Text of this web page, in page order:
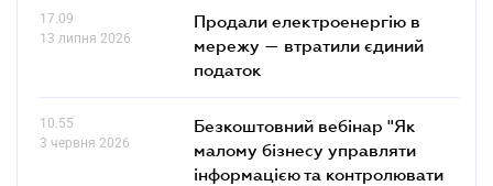
17.09
13 липня 2026
Продали електроенергію в
мережу — втратили єдиний
податок
10.55
3 червня 2026
Безкоштовний вебінар "Як
малому бізнесу управляти
інформацією та контролювати